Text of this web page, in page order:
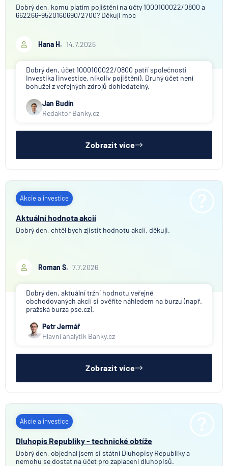
Dobrý den, komu platím pojištění na účty 1000100022/0800 a
662266-9520160690/2700? Děkuji moc
Hana H. 14.7.2026
Dobrý den, účet 1000100022/0800 patří společnosti
Investika (investice, nikoliv pojištění). Druhý účet není
bohužel z veřejných zdrojů dohledatelný.
Jan Budín
Redaktor Banky.cz
Zobrazit více
Akcie a investice
Aktuální hodnota akcií
Dobrý den, chtěl bych zjistit hodnotu akcií, děkuji.
Roman S. 7.7.2026
Dobrý den, aktuální tržní hodnotu veřejně
obchodovaných akcií si ověříte náhledem na burzu (např.
pražská burza pse.cz).
Petr Jermář
Hlavní analytik Banky.cz
Zobrazit více
Akcie a investice
Dluhopis Republiky - technické obtíže
Dobrý den, objednal jsem si státní Dluhopisy Republiky a
nemohu se dostat na účet pro zaplacení dluhopisů.